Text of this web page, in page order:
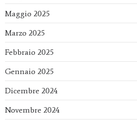
Maggio 2025
Marzo 2025
Febbraio 2025
Gennaio 2025
Dicembre 2024
Novembre 2024